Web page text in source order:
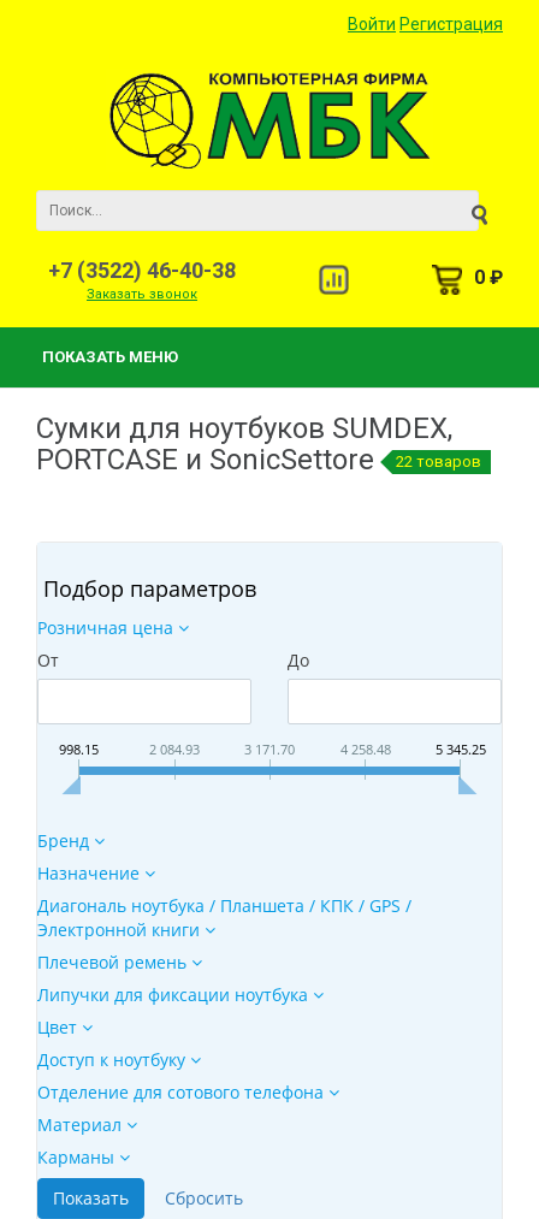
Войти Регистрация
+7 (3522) 46-40-38
Заказать звонок
0 ₽
ПОКАЗАТЬ МЕНЮ
Сумки для ноутбуков SUMDEX,
PORTCASE и SonicSettore
22 товаров
Подбор параметров
Розничная цена
От
До
998.15 2 084.93 3 171.70 4 258.48 5 345.25
Бренд
Назначение
Диагональ ноутбука / Планшета / КПК / GPS /
Электронной книги
Плечевой ремень
Липучки для фиксации ноутбука
Цвет
Доступ к ноутбуку
Отделение для сотового телефона
Материал
Карманы